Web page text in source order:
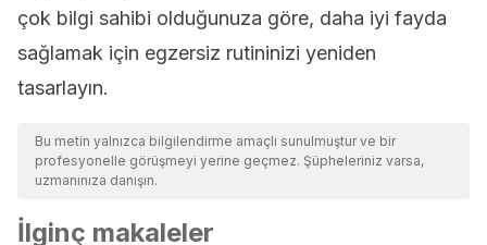
çok bilgi sahibi olduğunuza göre, daha iyi fayda
sağlamak için egzersiz rutininizi yeniden
tasarlayın.
Bu metin yalnızca bilgilendirme amaçlı sunulmuştur ve bir
profesyonelle görüşmeyi yerine geçmez. Şüpheleriniz varsa,
uzmanınıza danışın.
İlginç makaleler